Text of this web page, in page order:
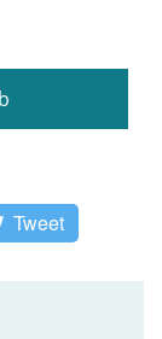
Tweet